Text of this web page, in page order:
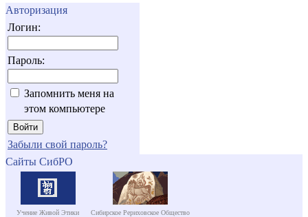
Авторизация
Логин:
Пароль:
Запомнить меня на
этом компьютере
Забыли свой пароль?
Сайты СибРО
Учение Живой Этики Сибирское Рериховское Общество